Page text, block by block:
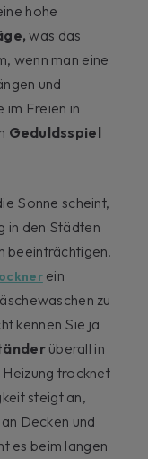
hohe
was das
wenn man eine
und
im Freien in
Geduldsspiel
Sonne scheint,
in den Städten
beeinträchtigen.
ein
zu
kennen Sie ja
überall in
trocknet
steigt an,
Decken und
es beim langen